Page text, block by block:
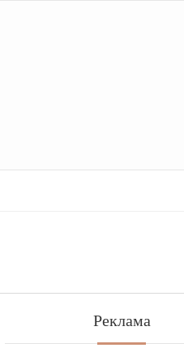
Реклама